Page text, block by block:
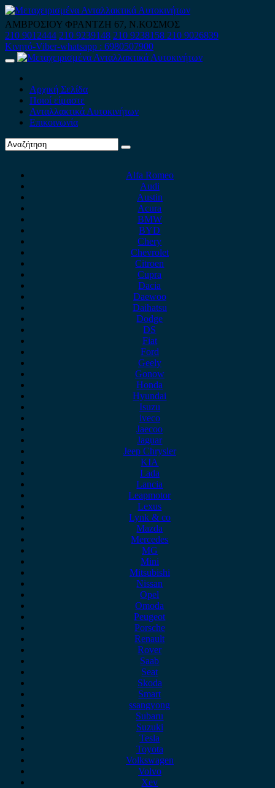
Skip
to
content
ΑΜΒΡΟΣΙΟΥ ΦΡΑΝΤΖΗ 67, Ν.ΚΟΣΜΟΣ
210 9012444 210 9239148 210 9238158 210 9026839
Κινητό-Viber-whatsapp : 6980507900
Primary
Αρχική Σελίδα
Ποιοί είμαστε
Ανταλλακτικά Αυτοκινήτων
Επικοινωνία
Alfa Romeo
Audi
Austin
Acura
BMW
BYD
Chery
Chevrolet
Citroen
Cupra
Dacia
Daewoo
Daihatsu
Dodge
DS
Fiat
Ford
Geely
Gonow
Honda
Hyundai
Isuzu
iveco
Jaecoo
Jaguar
Jeep Chrysler
KIA
Lada
Lancia
Leapmotor
Lexus
Lynk & co
Mazda
Mercedes
MG
Mini
Mitsubishi
Nissan
Opel
Omoda
Peugeot
Porsche
Renault
Rover
Saab
Seat
Skoda
Smart
ssangyong
Subaru
Suzuki
Tesla
Toyota
Volkswagen
Volvo
Xev